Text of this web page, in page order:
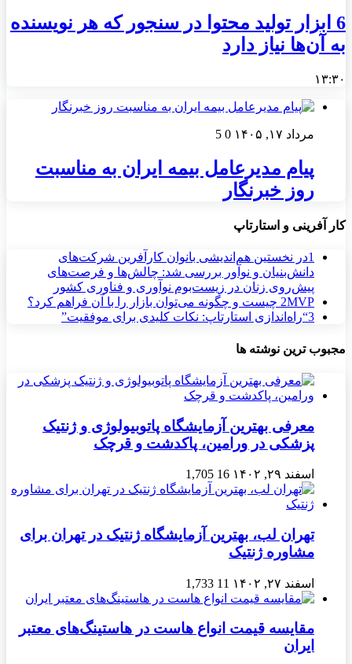
6 ابزار تولید محتوا در سنجور که هر نویسنده
به آن‌ها نیاز دارد
۱۳:۳۰
مرداد ۱۷, ۱۴۰۵ 0
5
پیام مدیرعامل بیمه ایران به مناسبت
روز خبرنگار
کار آفرینی و استارتاپ
1در نخستین هم‌اندیشی بانوان کارآفرین شرکت‌های
دانش‌بنیان و نوآور بررسی شد: چالش‌ها و فرصت‌های
پیش‌روی زنان در زیست‌بوم نوآوری و فناوری کشور
2MVP چیست و چگونه می‌توان بازار را با آن فراهم کرد؟
3“راه‌اندازی استارتاپ: نکات کلیدی برای موفقیت”
مجبوب ترین نوشته ها
معرفی بهترین آزمایشگاه پاتوبیولوژی و ژنتیک
پزشکی در ورامین، پاکدشت و قرچک
اسفند ۲۹, ۱۴۰۲ 16
1,705
تهران لب، بهترین آزمایشگاه ژنتیک در تهران برای
مشاوره ژنتیک
اسفند ۲۷, ۱۴۰۲ 11
1,733
مقایسه قیمت انواع هاست در هاستینگ‌های معتبر
ایران